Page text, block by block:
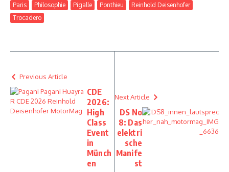
Paris
Philosophie Pigalle Ponthieu
Reinhold Deisenhofer
Trocadero
Previous Article
CDE
2026:
High
Class
Event
in
Münch
en
Next Article
DS No
8: Das
elektri
sche
Manife
st